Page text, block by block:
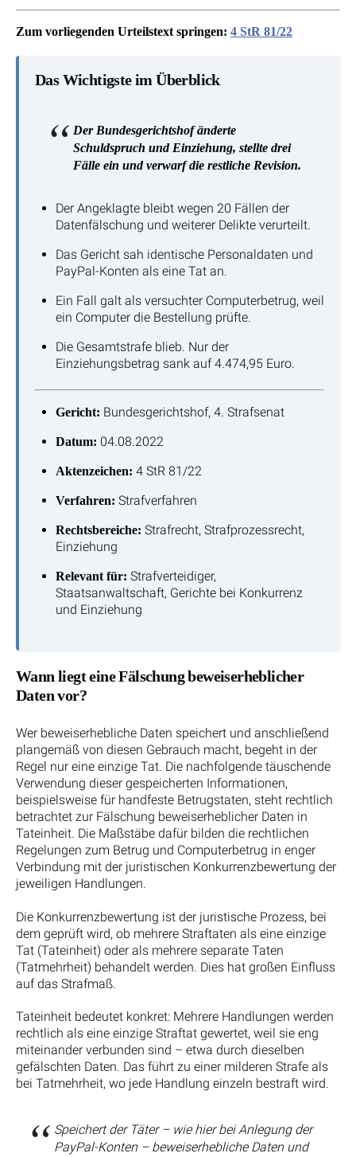
Zum vorliegenden Urteilstext springen: 4 StR 81/22
Das Wichtigste im Überblick
Der Bundesgerichtshof änderte
Schuldspruch und Einziehung, stellte drei
Fälle ein und verwarf die restliche Revision.
Der Angeklagte bleibt wegen 20 Fällen der
Datenfälschung und weiterer Delikte verurteilt.
Das Gericht sah identische Personaldaten und
PayPal-Konten als eine Tat an.
Ein Fall galt als versuchter Computerbetrug, weil
ein Computer die Bestellung prüfte.
Die Gesamtstrafe blieb. Nur der
Einziehungsbetrag sank auf 4.474,95 Euro.
Gericht: Bundesgerichtshof, 4. Strafsenat
Datum: 04.08.2022
Aktenzeichen: 4 StR 81/22
Verfahren: Strafverfahren
Rechtsbereiche: Strafrecht, Strafprozessrecht,
Einziehung
Relevant für: Strafverteidiger,
Staatsanwaltschaft, Gerichte bei Konkurrenz
und Einziehung
Wann liegt eine Fälschung beweiserheblicher
Daten vor?
Wer beweiserhebliche Daten speichert und anschließend
plangemäß von diesen Gebrauch macht, begeht in der
Regel nur eine einzige Tat. Die nachfolgende täuschende
Verwendung dieser gespeicherten Informationen,
beispielsweise für handfeste Betrugstaten, steht rechtlich
betrachtet zur Fälschung beweiserheblicher Daten in
Tateinheit. Die Maßstäbe dafür bilden die rechtlichen
Regelungen zum Betrug und Computerbetrug in enger
Verbindung mit der juristischen Konkurrenzbewertung der
jeweiligen Handlungen.
Die Konkurrenzbewertung ist der juristische Prozess, bei
dem geprüft wird, ob mehrere Straftaten als eine einzige
Tat (Tateinheit) oder als mehrere separate Taten
(Tatmehrheit) behandelt werden. Dies hat großen Einfluss
auf das Strafmaß.
Tateinheit bedeutet konkret: Mehrere Handlungen werden
rechtlich als eine einzige Straftat gewertet, weil sie eng
miteinander verbunden sind – etwa durch dieselben
gefälschten Daten. Das führt zu einer milderen Strafe als
bei Tatmehrheit, wo jede Handlung einzeln bestraft wird.
Speichert der Täter – wie hier bei Anlegung der
PayPal-Konten – beweiserhebliche Daten und